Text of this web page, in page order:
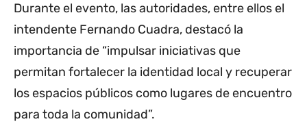
Durante el evento, las autoridades, entre ellos el
intendente Fernando Cuadra, destacó la
importancia de “impulsar iniciativas que
permitan fortalecer la identidad local y recuperar
los espacios públicos como lugares de encuentro
para toda la comunidad”.